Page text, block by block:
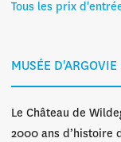
Tous les prix
MUSÉE D'ARGOVIE
Le Château de
2000 ans d’histoire